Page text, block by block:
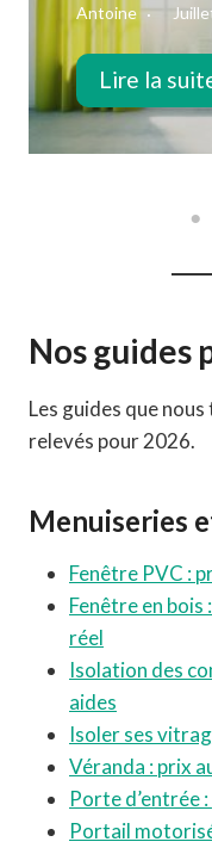
Antoine
Lire
Nos guides
Les guides que
relevés pour 2026.
Menuiseries
Fenêtre PVC :
Fenêtre en
réel
Isolation des
aides
Isoler ses
Véranda : prix
Porte d’entrée
Portail